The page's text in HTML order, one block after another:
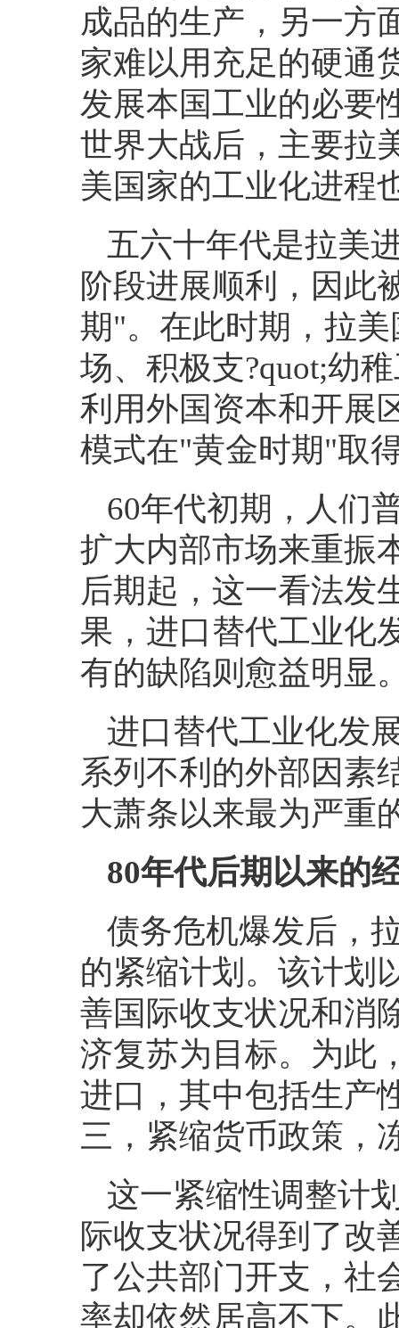
成品的生产，另一方
家难以用充足的硬通
发展本国工业的必要
世界大战后，主要拉
美国家的工业化进程
五六十年代是拉美
阶段进展顺利，因此
期"。在此时期，拉
场、积极支?quot;幼
利用外国资本和开展
模式在"黄金时期"取
60年代初期，人们
扩大内部市场来重振
后期起，这一看法发
果，进口替代工业化
有的缺陷则愈益明显
进口替代工业化发
系列不利的外部因素
大萧条以来最为严重
80年代后期以来的
债务危机爆发后，
的紧缩计划。该计划
善国际收支状况和消
济复苏为目标。为此
进口，其中包括生产
三，紧缩货币政策，
这一紧缩性调整计
际收支状况得到了改
了公共部门开支，社
率却依然居高不下。